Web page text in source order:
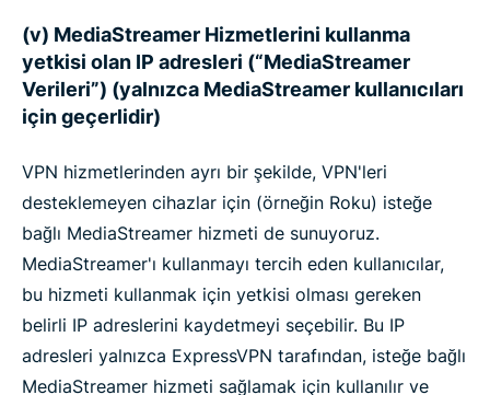
(v) MediaStreamer Hizmetlerini kullanma
yetkisi olan IP adresleri (“MediaStreamer
Verileri”) (yalnızca MediaStreamer kullanıcıları
için geçerlidir)
VPN hizmetlerinden ayrı bir şekilde, VPN'leri
desteklemeyen cihazlar için (örneğin Roku) isteğe
bağlı MediaStreamer hizmeti de sunuyoruz.
MediaStreamer'ı kullanmayı tercih eden kullanıcılar,
bu hizmeti kullanmak için yetkisi olması gereken
belirli IP adreslerini kaydetmeyi seçebilir. Bu IP
adresleri yalnızca ExpressVPN tarafından, isteğe bağlı
MediaStreamer hizmeti sağlamak için kullanılır ve